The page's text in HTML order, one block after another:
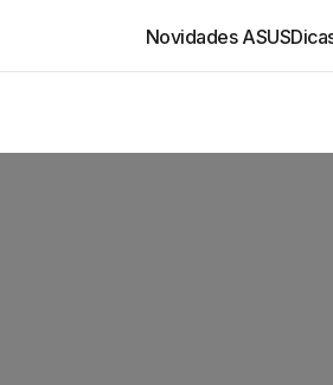
Novidades ASUS